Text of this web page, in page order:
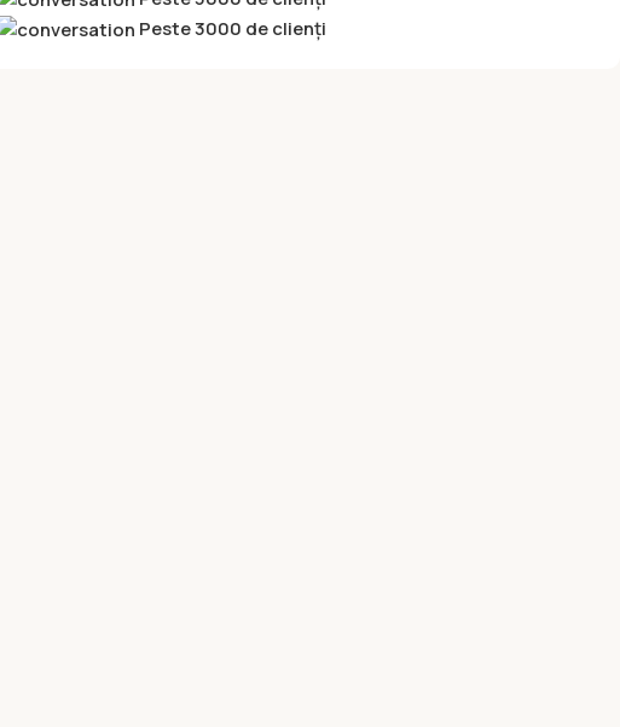
Peste 3000 de clienți